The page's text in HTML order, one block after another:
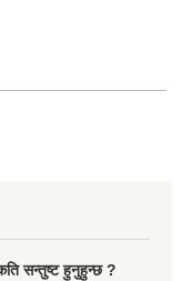
सन्तुष्ट हुनुहुन्छ ?